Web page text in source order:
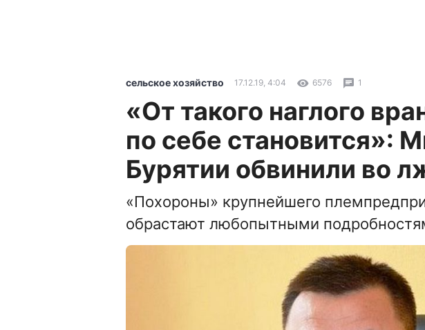
сельское хозяйство 17.12.19, 4:04 6576 1
«От такого наглого
по себе становится»:
Бурятии обвинили во
«Похороны» крупнейшего
обрастают любопытными